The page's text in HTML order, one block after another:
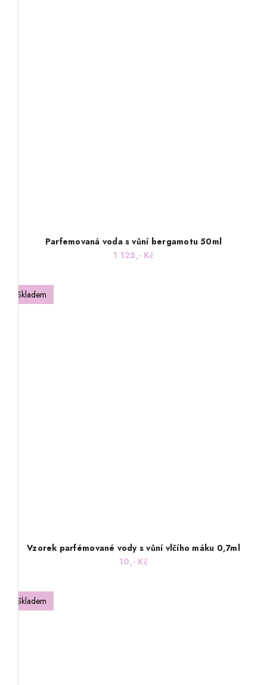
Parfemovaná voda s vůní bergamotu 50ml
1 125,- Kč
Skladem
Vzorek parfémované vody s vůní vlčího máku 0,7ml
10,- Kč
Skladem